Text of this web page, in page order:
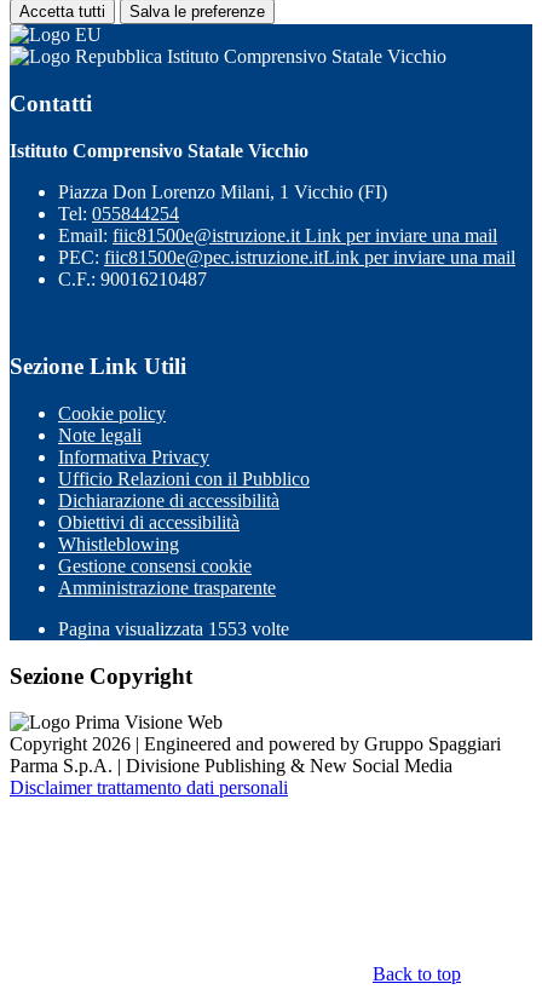
Accetta tutti Salva le preferenze
Istituto Comprensivo Statale Vicchio
Contatti
Istituto Comprensivo Statale Vicchio
Piazza Don Lorenzo Milani, 1 Vicchio (FI)
Tel: 055844254
Email: fiic81500e@istruzione.it Link per inviare una mail
PEC: fiic81500e@pec.istruzione.itLink per inviare una mail
C.F.: 90016210487
Sezione Link Utili
Cookie policy
Note legali
Informativa Privacy
Ufficio Relazioni con il Pubblico
Dichiarazione di accessibilità
Obiettivi di accessibilità
Whistleblowing
Gestione consensi cookie
Amministrazione trasparente
Pagina visualizzata 1553 volte
Sezione Copyright
Copyright 2026 | Engineered and powered by Gruppo Spaggiari
Parma S.p.A. | Divisione Publishing & New Social Media
Disclaimer trattamento dati personali
Back to top